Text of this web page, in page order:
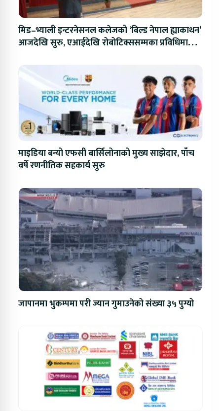
मिड–भ्याली इन्टरनेसनल कलेजको ‘बिल्ड नेपाल ह्याकाथन’
आजदेखि सुरु, एआईदेखि रोबोटिक्ससम्मका प्रविधिमा
माइडिया बन्यो एफसी बार्सिलोनाको मुख्य साझेदार, पाँच
वर्षे रणनीतिक सहकार्य सुरु
जापानमा भुकम्पमा परी ज्यान गुमाउनेको संख्या ३५ पुग्यो